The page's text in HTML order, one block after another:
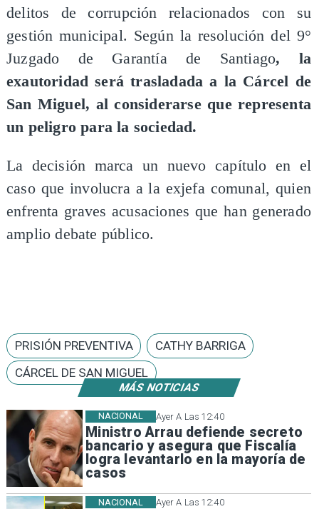
MÁS NOTICIAS
Ayer A Las 12:40
Ministro Arrau defiende secreto
bancario y asegura que Fiscalía
logra levantarlo en la mayoría de
casos
NACIONAL
Ayer A Las 12:40
NACIONAL
delitos de corrupción relacionados con su
gestión municipal. Según la resolución del 9°
Juzgado de Garantía de Santiago, la
exautoridad será trasladada a la Cárcel de
San Miguel, al considerarse que representa
un peligro para la sociedad.
La decisión marca un nuevo capítulo en el
caso que involucra a la exjefa comunal, quien
enfrenta graves acusaciones que han generado
amplio debate público.
PRISIÓN PREVENTIVA
CATHY BARRIGA
CÁRCEL DE SAN MIGUEL